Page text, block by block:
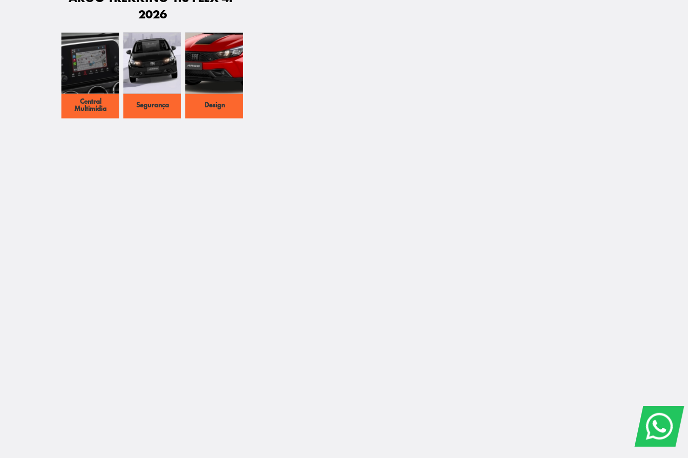
2026
Central
Multimídia
Segurança Design